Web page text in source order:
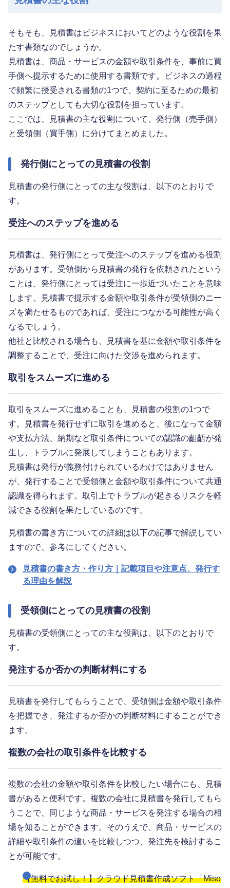
そもそも、見積書はビジネスにおいてどのような役割を果
たす書類なのでしょうか。
見積書は、商品・サービスの金額や取引条件を、事前に買
手側へ提示するために使用する書類です。ビジネスの過程
で頻繁に授受される書類の1つで、契約に至るための最初
のステップとしても大切な役割を担っています。
ここでは、見積書の主な役割について、発行側（売手側）
と受領側（買手側）に分けてまとめました。
発行側にとっての見積書の役割
見積書の発行側にとっての主な役割は、以下のとおりで
す。
受注へのステップを進める
見積書は、発行側にとって受注へのステップを進める役割
があります。受領側から見積書の発行を依頼されたという
ことは、発行側にとっては受注に一歩近づいたことを意味
します。見積書で提示する金額や取引条件が受領側のニー
ズを満たせるものであれば、受注につながる可能性が高く
なるでしょう。
他社と比較される場合も、見積書を基に金額や取引条件を
調整することで、受注に向けた交渉を進められます。
取引をスムーズに進める
取引をスムーズに進めることも、見積書の役割の1つで
す。見積書を発行せずに取引を進めると、後になって金額
や支払方法、納期など取引条件についての認識の齟齬が発
生し、トラブルに発展してしまうこともあります。
見積書は発行が義務付けられているわけではありません
が、発行することで受領側と金額や取引条件について共通
認識を得られます。取引上でトラブルが起きるリスクを軽
減できる役割を果たしているのです。
見積書の書き方についての詳細は以下の記事で解説してい
ますので、参考にしてください。
見積書の書き方・作り方｜記載項目や注意点、発行す
る理由を解説
受領側にとっての見積書の役割
見積書の受領側にとっての主な役割は、以下のとおりで
す。
発注するか否かの判断材料にする
見積書を発行してもらうことで、受領側は金額や取引条件
を把握でき、発注するか否かの判断材料にすることができ
ます。
複数の会社の取引条件を比較する
複数の会社の金額や取引条件を比較したい場合にも、見積
書があると便利です。複数の会社に見積書を発行してもら
うことで、同じような商品・サービスを発注する場合の相
場を知ることができます。そのうえで、商品・サービスの
詳細や取引条件の違いを比較しつつ、発注先を検討するこ
とが可能です。
【無料でお試し！】クラウド見積書作成ソフト「Miso